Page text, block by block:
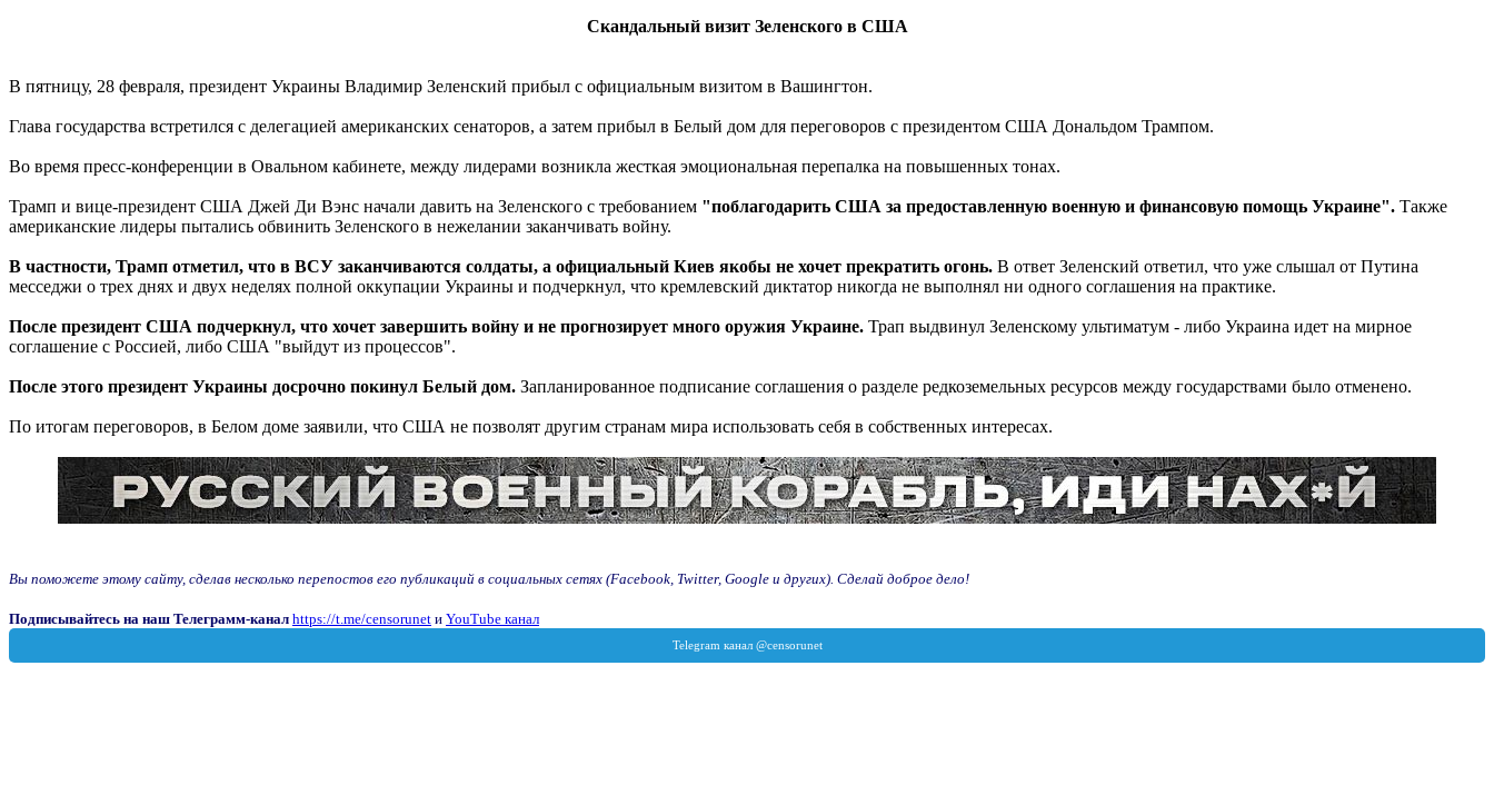
Скандальный визит Зеленского в США
В пятницу, 28 февраля, президент Украины Владимир Зеленский прибыл с официальным визитом в Вашингтон.
Глава государства встретился с делегацией американских сенаторов, а затем прибыл в Белый дом для переговоров с президентом США Дональдом Трампом.
Во время пресс-конференции в Овальном кабинете, между лидерами возникла жесткая эмоциональная перепалка на повышенных тонах.
Трамп и вице-президент США Джей Ди Вэнс начали давить на Зеленского с требованием "поблагодарить США за предоставленную военную и финансовую помощь Украине". Также
американские лидеры пытались обвинить Зеленского в нежелании заканчивать войну.
В частности, Трамп отметил, что в ВСУ заканчиваются солдаты, а официальный Киев якобы не хочет прекратить огонь. В ответ Зеленский ответил, что уже слышал от Путина
месседжи о трех днях и двух неделях полной оккупации Украины и подчеркнул, что кремлевский диктатор никогда не выполнял ни одного соглашения на практике.
После президент США подчеркнул, что хочет завершить войну и не прогнозирует много оружия Украине. Трап выдвинул Зеленскому ультиматум - либо Украина идет на мирное
соглашение с Россией, либо США "выйдут из процессов".
После этого президент Украины досрочно покинул Белый дом. Запланированное подписание соглашения о разделе редкоземельных ресурсов между государствами было отменено.
По итогам переговоров, в Белом доме заявили, что США не позволят другим странам мира использовать себя в собственных интересах.
Вы поможете этому сайту, сделав несколько перепостов его публикаций в социальных сетях (Facebook, Twitter, Google и других). Сделай доброе дело!
Подписывайтесь на наш Телеграмм-канал https://t.me/censorunet и YouTube канал